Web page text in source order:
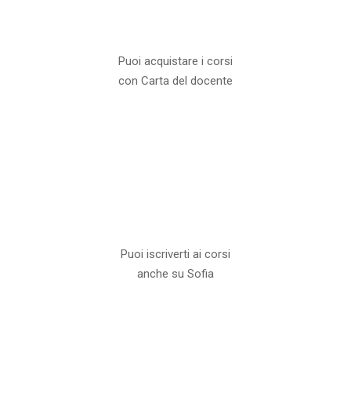
Puoi acquistare i corsi
con Carta del docente
Puoi iscriverti ai corsi
anche su Sofia